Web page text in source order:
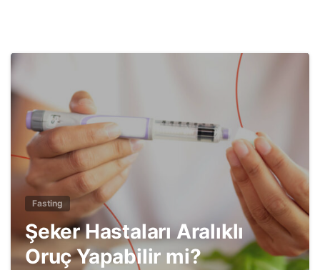
Fasting
Şeker Hastaları Aralıklı
Oruç Yapabilir mi?